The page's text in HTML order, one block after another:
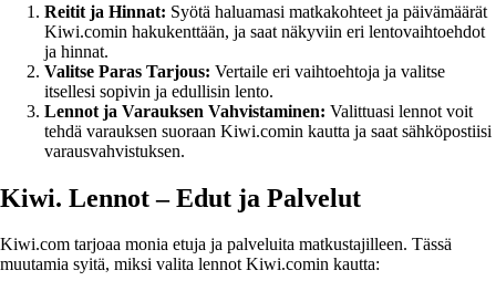
Reitit ja Hinnat: Syötä haluamasi matkakohteet ja päivämäärät
Kiwi.comin hakukenttään, ja saat näkyviin eri lentovaihtoehdot
ja hinnat.
Valitse Paras Tarjous: Vertaile eri vaihtoehtoja ja valitse
itsellesi sopivin ja edullisin lento.
Lennot ja Varauksen Vahvistaminen: Valittuasi lennot voit
tehdä varauksen suoraan Kiwi.comin kautta ja saat sähköpostiisi
varausvahvistuksen.
Kiwi. Lennot – Edut ja Palvelut
Kiwi.com tarjoaa monia etuja ja palveluita matkustajilleen. Tässä
muutamia syitä, miksi valita lennot Kiwi.comin kautta: